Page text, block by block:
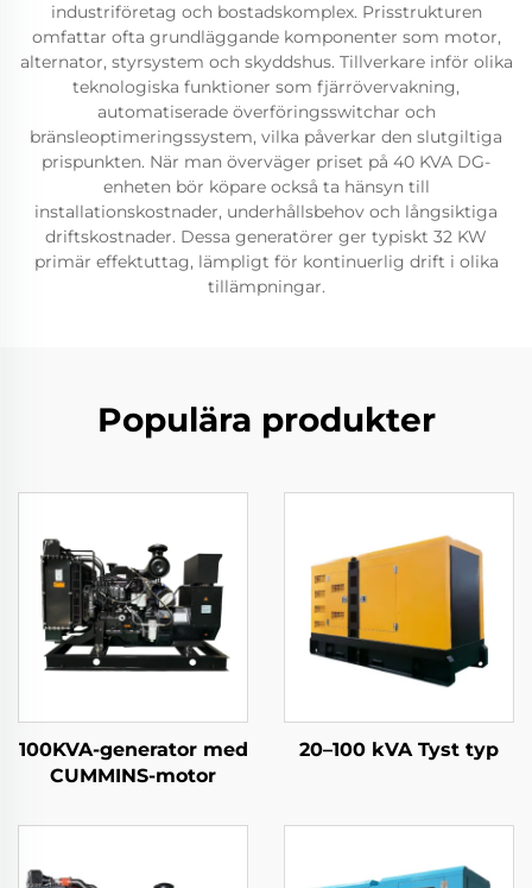
industriföretag och bostadskomplex. Prisstrukturen
omfattar ofta grundläggande komponenter som motor,
alternator, styrsystem och skyddshus. Tillverkare inför olika
teknologiska funktioner som fjärrövervakning,
automatiserade överföringsswitchar och
bränsleoptimeringssystem, vilka påverkar den slutgiltiga
prispunkten. När man överväger priset på 40 KVA DG-
enheten bör köpare också ta hänsyn till
installationskostnader, underhållsbehov och långsiktiga
driftskostnader. Dessa generatörer ger typiskt 32 KW
primär effektuttag, lämpligt för kontinuerlig drift i olika
tillämpningar.
Populära produkter
100KVA-generator med
CUMMINS-motor
20–100 kVA Tyst typ